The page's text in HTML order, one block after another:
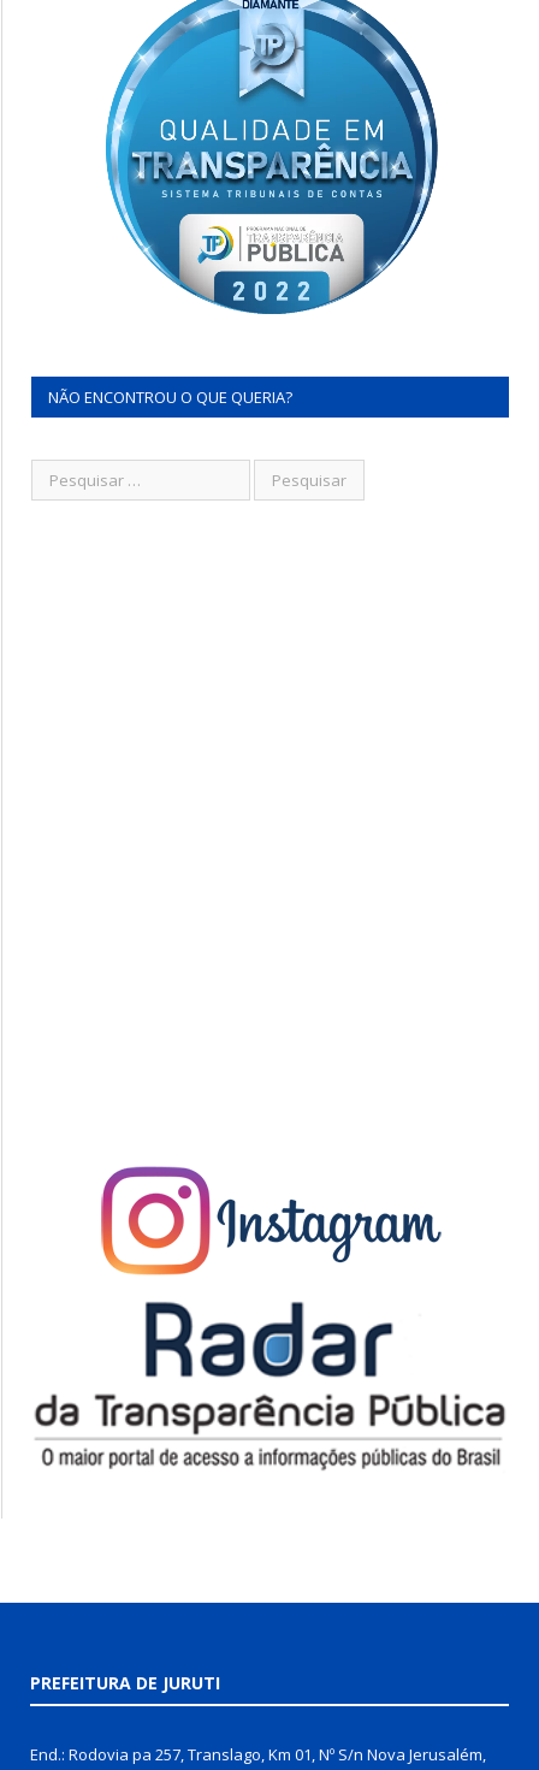
NÃO ENCONTROU O QUE QUERIA?
PREFEITURA DE JURUTI
End.: Rodovia pa 257, Translago, Km 01, Nº S/n Nova Jerusalém,